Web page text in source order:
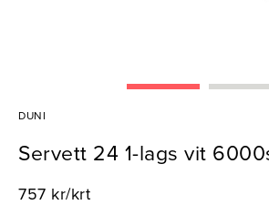
DUNI
Servett 24 1-lags vit
757 kr/krt